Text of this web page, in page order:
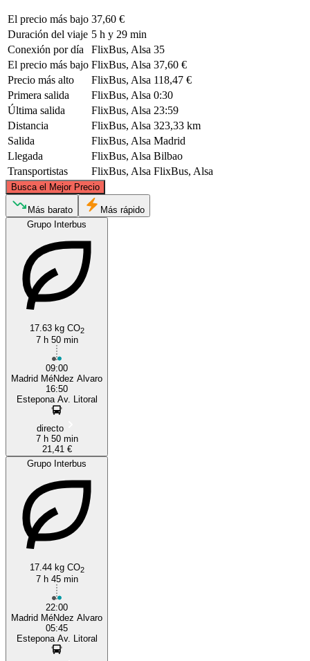
El precio más bajo 37,60 €
Duración del viaje 5 h y 29 min
Conexión por día
FlixBus, Alsa 35
El precio más bajo FlixBus, Alsa 37,60 €
Precio más alto
FlixBus, Alsa 118,47 €
Primera salida
FlixBus, Alsa 0:30
Última salida
FlixBus, Alsa 23:59
Distancia
FlixBus, Alsa 323,33 km
Salida
FlixBus, Alsa Madrid
Llegada
FlixBus, Alsa Bilbao
Transportistas
FlixBus, Alsa FlixBus, Alsa
Busca el Mejor Precio
©CARTO, ©OpenStreetMap
Más barato
Más rápido
Grupo Interbus
17.63 kg CO2
7 h 50 min
09:00
Madrid MéNdez Alvaro
16:50
Estepona Av. Litoral
directo
7 h 50 min
21,41 €
Grupo Interbus
17.44 kg CO2
7 h 45 min
22:00
Madrid MéNdez Alvaro
05:45
Estepona Av. Litoral